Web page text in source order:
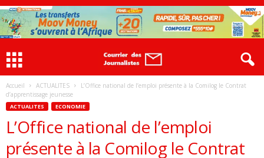
Accueil ACTUALITES
L’Office national de l’emploi présente à la Comilog le Contrat
d’apprentissage jeunesse
ACTUALITES ECONOMIE
L’Office national de l’emploi
présente à la Comilog le Contrat